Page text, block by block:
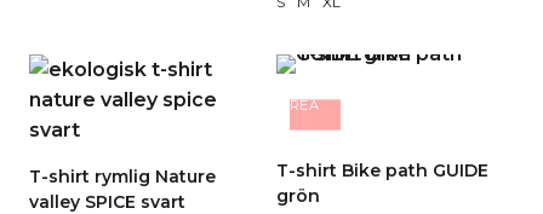
T-shirt rymlig Nature
valley SPICE svart
REA
T-shirt Bike path GUIDE
grön